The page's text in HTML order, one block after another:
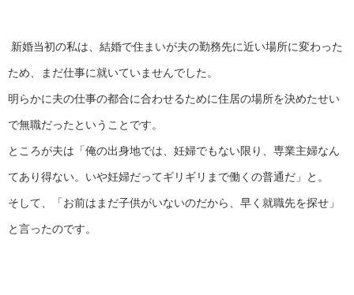
新婚当初の私は、結婚で住まいが夫の勤務先に近い場所に変わった
ため、まだ仕事に就いていませんでした。
明らかに夫の仕事の都合に合わせるために住居の場所を決めたせい
で無職だったということです。
ところが夫は「俺の出身地では、妊婦でもない限り、専業主婦なん
てあり得ない。いや妊婦だってギリギリまで働くの普通だ」と。
そして、「お前はまだ子供がいないのだから、早く就職先を探せ」
と言ったのです。